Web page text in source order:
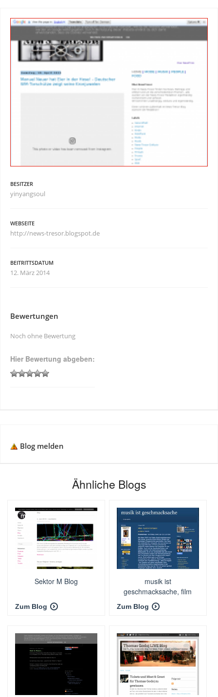
BESITZER
yinyangsoul
WEBSEITE
http://news-tresor.blogspot.de
BEITRITTSDATUM
12. März 2014
Bewertungen
Noch ohne Bewertung
Hier Bewertung abgeben:
Blog melden
Ähnliche Blogs
Sektor M Blog
Zum Blog
musik ist
geschmacksache, film
auch
Zum Blog